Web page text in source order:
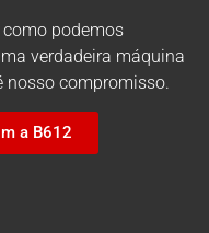
podemos
verdadeira máquina
nosso compromisso.
a B612